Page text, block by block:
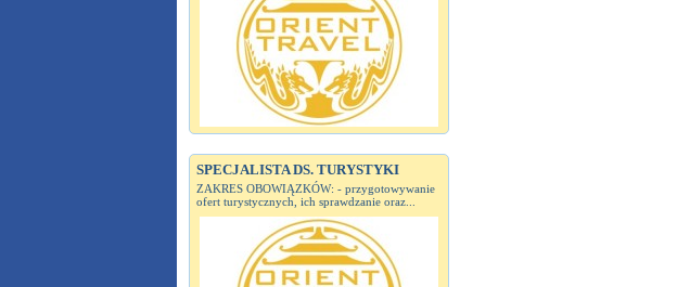
SPECJALISTA DS. TURYSTYKI
ZAKRES OBOWIĄZKÓW: - przygotowywanie
ofert turystycznych, ich sprawdzanie oraz...